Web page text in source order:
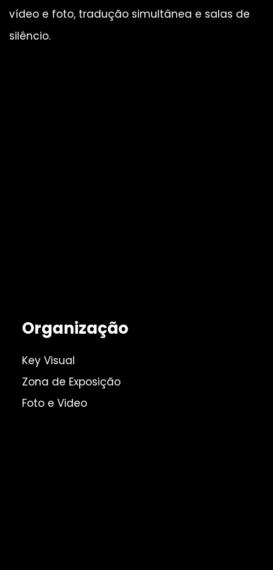
vídeo e foto, tradução simultânea e salas de
silêncio.
Organização
Key Visual
Zona de Exposição
Foto e Video